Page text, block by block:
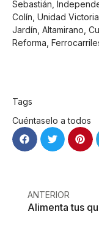
Sebastián,
Colín, Unidad
Jardín, Altamirano,
Reforma,
Tags
Cuéntaselo a todos
ANTERIOR